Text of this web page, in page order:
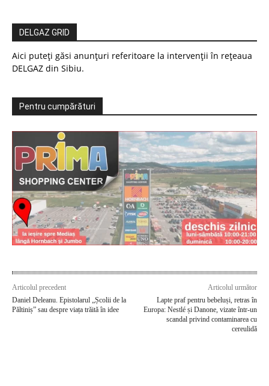
DELGAZ GRID
Aici puteți găsi anunțuri referitoare la intervenții în rețeaua
DELGAZ din Sibiu.
Pentru cumpărături
Articolul precedent
Daniel Deleanu. Epistolarul „Școlii de la
Păltiniș” sau despre viața trăită în idee
Articolul următor
Lapte praf pentru bebeluși, retras în
Europa: Nestlé și Danone, vizate într-un
scandal privind contaminarea cu
cereulidă